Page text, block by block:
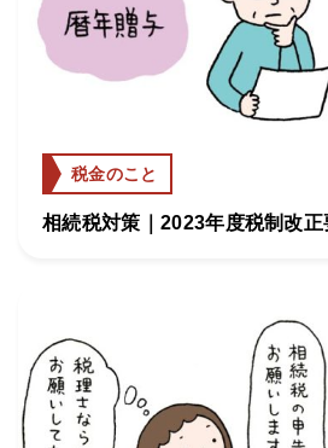
税金のこと
相続税対策｜2023年度税制改正